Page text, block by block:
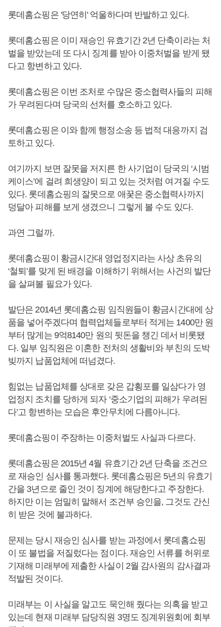
롯데홈쇼핑은 '당연히' 억울하다며 반발하고 있다.
롯데홈쇼핑은 이미 재승인 유효기간 2년 단축이라는 처
벌을 받았는데 또 다시 징계를 받아 이중처벌을 받게 됐
다고 항변하고 있다.
롯데홈쇼핑은 이번 조처로 수많은 중소협력사들의 피해
가 우려된다며 당국의 선처를 호소하고 있다.
롯데홈쇼핑은 이와 함께 행정소송 등 법적 대응까지 검
토하고 있다.
여기까지 보면 잘못을 저지른 한 사기업이 당국의 ‘시범
케이스’에 걸려 희생양이 되고 있는 것처럼 여겨질 수도
있다. 롯데홈쇼핑의 잘못으로 애꿎은 중소협력사까지
덩달아 피해를 보게 생겼으니 그렇게 볼 수도 있다.
과연 그럴까.
롯데홈쇼핑이 황금시간대 영업정지라는 사상 초유의
‘철퇴’를 맞게 된 배경을 이해하기 위해서는 사건의 발단
을 살펴볼 필요가 있다.
발단은 2014년 롯데홈쇼핑 임직원들이 황금시간대에 상
품을 넣어주겠다며 협력업체들로부터 적게는 1400만 원
부터 많게는 9억8140만 원의 뒷돈을 챙긴 데서 비롯됐
다. 일부 임직원은 이혼한 전처의 생활비와 부친의 도박
빚까지 납품업체에 떠넘겼다.
힘없는 납품업체를 상대로 갖은 갑횡포를 일삼다가 영
업정지 조치를 당하게 되자 ‘중소기업의 피해가 우려된
다’고 항변하는 모습은 후안무치에 다름아니다.
롯데홈쇼핑이 주장하는 이중처벌도 사실과 다르다.
롯데홈쇼핑은 2015년 4월 유효기간 2년 단축을 조건으
로 재승인 심사를 통과했다. 롯데홈쇼핑은 5년의 유효기
간을 3년으로 줄인 것이 징계에 해당한다고 주장한다.
하지만 이는 엄밀히 말해서 조건부 승인을, 그것도 간신
히 받은 것에 불과하다.
문제는 당시 재승인 심사를 받는 과정에서 롯데홈쇼핑
이 또 불법을 저질렀다는 점이다. 재승인 서류를 허위로
기재해 미래부에 제출한 사실이 2월 감사원의 감사결과
적발된 것이다.
미래부는 이 사실을 알고도 묵인해 줬다는 의혹을 받고
있는데 현재 미래부 담당직원 3명도 징계위원회에 회부